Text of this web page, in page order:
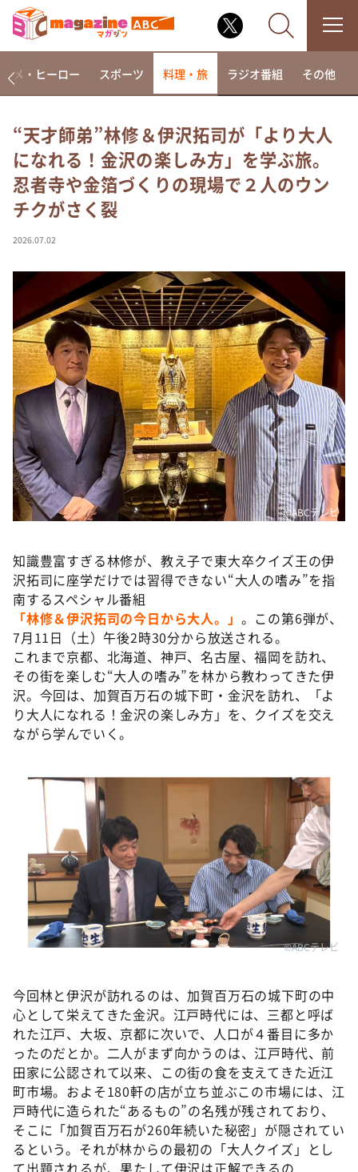
なるみ・岡村の過ぎるTV
相席食堂
これ余談なんですけど・・・
～人生密着トークバラエティ！～ やすとものいたっ
て真剣です
探偵！ナイトスクープ
news おかえり
河合＆A.B.C-Z塚田×福井アナ「なんでやねん！？」
（news おかえり）
DAIGOも台所 ～きょうの献立 何にする？～
本日はダイアンなり！シーズン２
朝だ！生です旅サラダ
教えて！ニュースライブ 正義のミカタ
ＬＩＦＥ～夢のカタチ～
新婚さんいらっしゃい！
ザキ山小屋本館
ぺこぱのまるスポ
アナ回覧板
メ・ヒーロー スポーツ 料理・旅 ラジオ番組 その他
“天才師弟”林修＆伊沢拓司が「より大人
になれる！金沢の楽しみ方」を学ぶ旅。
忍者寺や金箔づくりの現場で２人のウン
チクがさく裂
2026.07.02
©ABCテレビ
知識豊富すぎる林修が、教え子で東大卒クイズ王の伊
沢拓司に座学だけでは習得できない“大人の嗜み”を指
南するスペシャル番組
「林修＆伊沢拓司の今日から大人。」 。この第6弾が、
7月11日（土）午後2時30分から放送される。
これまで京都、北海道、神戸、名古屋、福岡を訪れ、
その街を楽しむ“大人の嗜み”を林から教わってきた伊
沢。今回は、加賀百万石の城下町・金沢を訪れ、「よ
り大人になれる！金沢の楽しみ方」を、クイズを交え
ながら学んでいく。
©ABCテレビ
今回林と伊沢が訪れるのは、加賀百万石の城下町の中
心として栄えてきた金沢。江戸時代には、三都と呼ば
れた江戸、大坂、京都に次いで、人口が４番目に多か
ったのだとか。二人がまず向かうのは、江戸時代、前
田家に公認されて以来、この街の食を支えてきた近江
町市場。およそ180軒の店が立ち並ぶこの市場には、江
戸時代に造られた“あるもの”の名残が残されており、
そこに「加賀百万石が260年続いた秘密」が隠されてい
るという。それが林からの最初の「大人クイズ」とし
て出題されるが、果たして伊沢は正解できるの